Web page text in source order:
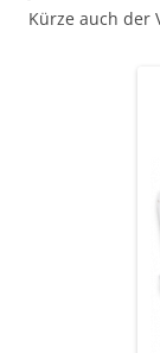
Kürze auch der